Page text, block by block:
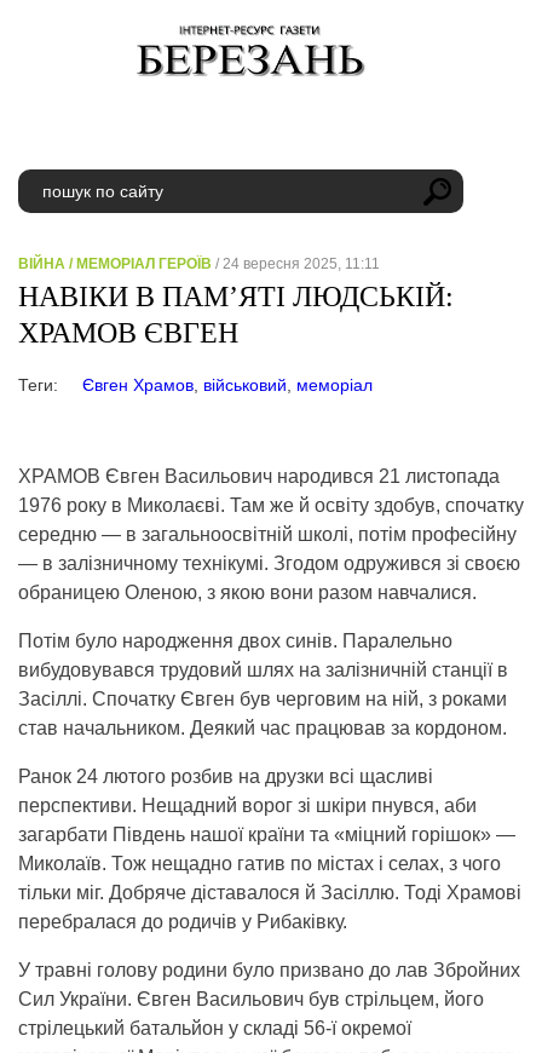
ВІЙНА / МЕМОРІАЛ ГЕРОЇВ / 24 вересня 2025, 11:11
НАВІКИ В ПАМ’ЯТІ ЛЮДСЬКІЙ:
ХРАМОВ ЄВГЕН
Теги: Євген Храмов військовий меморіал
ХРАМОВ Євген Васильович народився 21 листопада
1976 року в Миколаєві. Там же й освіту здобув, спочатку
середню — в загальноосвітній школі, потім професійну
— в залізничному технікумі. Згодом одружився зі своєю
обраницею Оленою, з якою вони разом навчалися.
Потім було народження двох синів. Паралельно
вибудовувався трудовий шлях на залізничній станції в
Засіллі. Спочатку Євген був черговим на ній, з роками
став начальником. Деякий час працював за кордоном.
Ранок 24 лютого розбив на друзки всі щасливі
перспективи. Нещадний ворог зі шкіри пнувся, аби
загарбати Південь нашої країни та «міцний горішок» —
Миколаїв. Тож нещадно гатив по містах і селах, з чого
тільки міг. Добряче діставалося й Засіллю. Тоді Храмові
перебралася до родичів у Рибаківку.
У травні голову родини було призвано до лав Збройних
Сил України. Євген Васильович був стрільцем, його
стрілецький батальйон у складі 56-ї окремої